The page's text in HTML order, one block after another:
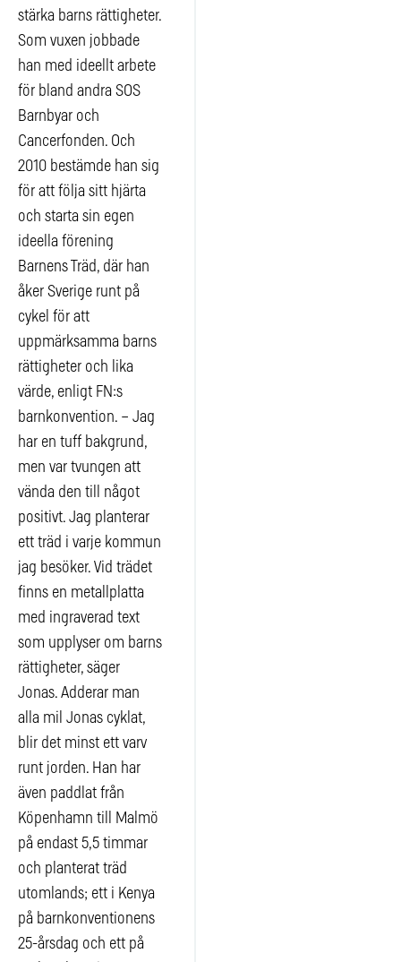
stärka barns rättigheter.
Som vuxen jobbade
han med ideellt arbete
för bland andra SOS
Barnbyar och
Cancerfonden. Och
2010 bestämde han sig
för att följa sitt hjärta
och starta sin egen
ideella förening
Barnens Träd, där han
åker Sverige runt på
cykel för att
uppmärksamma barns
rättigheter och lika
värde, enligt FN:s
barnkonvention. – Jag
har en tuff bakgrund,
men var tvungen att
vända den till något
positivt. Jag planterar
ett träd i varje kommun
jag besöker. Vid trädet
finns en metallplatta
med ingraverad text
som upplyser om barns
rättigheter, säger
Jonas. Adderar man
alla mil Jonas cyklat,
blir det minst ett varv
runt jorden. Han har
även paddlat från
Köpenhamn till Malmö
på endast 5,5 timmar
och planterat träd
utomlands; ett i Kenya
på barnkonventionens
25-årsdag och ett på